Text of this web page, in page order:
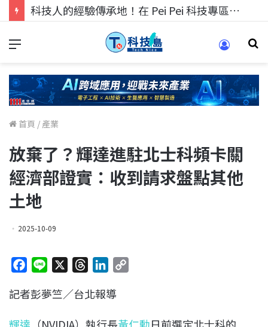
科技人找工作，就到TECH+ 科技專區!
首頁 / 產業
放棄了？輝達進駐北士科頻卡關
經濟部證實：收到請求盤點其他
土地
2025-10-09
c
n
r
n
記者彭夢竺／台北報導
輝達 （NVIDIA）執行長黃仁勳日前選定北士科的